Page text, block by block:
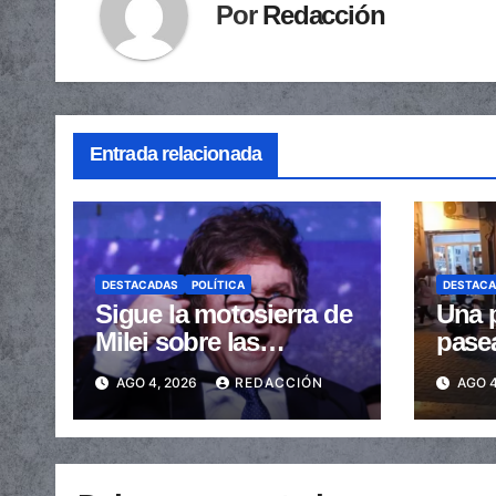
PorRedacción
Entrada relacionada
DESTACADAS POLÍTICA
Sigue la motosierra de
Milei sobre las
provincias: nueva
caída de las
transferencias no
automáticas
AGO 4, 2026 REDACCIÓN
Una
AGO